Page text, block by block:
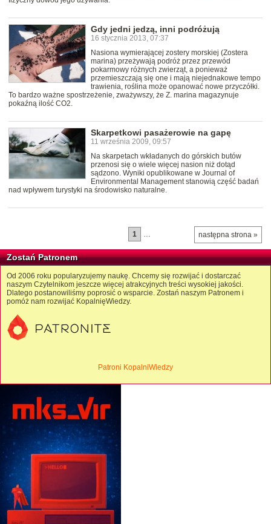
Gdy jedni jedzą, inni podróżują
16 stycznia 2013, 07:37
Nasiona wymierającej zostery morskiej (Zostera
marina) przeżywają podróż przez przewód
pokarmowy różnych zwierząt, a ponieważ
przemieszczają się one i mają niejednakowe tempo
trawienia, roślina może opanować nowe przyczółki.
To bardzo ważne spostrzeżenie, zważywszy, że Z. marina magazynuje
pokaźną ilość CO2.
Skarpetkowi pasażerowie na gapę
11 września 2009, 09:57
Na skarpetach wkładanych do górskich butów
przenosi się o wiele więcej nasion niż dotąd
sądzono. Wyniki opublikowane w Journal of
Environmental Management stanowią część badań
nad wpływem turystyki na środowisko naturalne.
następna strona »
1 …
Zostań Patronem
Od 2006 roku popularyzujemy naukę. Chcemy się rozwijać i dostarczać
naszym Czytelnikom jeszcze więcej atrakcyjnych treści wysokiej jakości.
Dlatego postanowiliśmy poprosić o wsparcie. Zostań naszym Patronem i
pomóż nam rozwijać KopalnięWiedzy.
Patroni KopalniWiedzy